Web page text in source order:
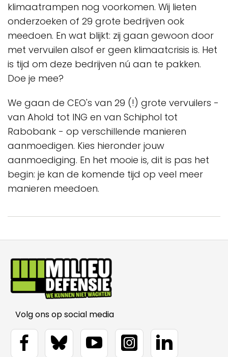
klimaatrampen nog voorkomen. Wij lieten
onderzoeken of 29 grote bedrijven ook
meedoen. En wat blijkt: zij gaan gewoon door
met vervuilen alsof er geen klimaatcrisis is. Het
is tijd om deze bedrijven nú aan te pakken.
Doe je mee?
We gaan de CEO's van 29 (!) grote vervuilers -
van Ahold tot ING en van Schiphol tot
Rabobank - op verschillende manieren
aanmoedigen. Kies hieronder jouw
aanmoediging. En het mooie is, dit is pas het
begin: je kan de komende tijd op veel meer
manieren meedoen.
Volg ons op social media